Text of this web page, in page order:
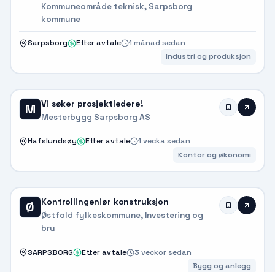
Kommuneområde teknisk, Sarpsborg
kommune
Sarpsborg Etter avtale
1 månad sedan
Industri og produksjon
M Vi søker prosjektledere!
Mesterbygg Sarpsborg AS
Hafslundsøy Etter avtale
1 vecka sedan
Kontor og økonomi
Ø Kontrollingeniør konstruksjon
Østfold fylkeskommune, Investering og
bru
SARPSBORG Etter avtale
3 veckor sedan
Bygg og anlegg